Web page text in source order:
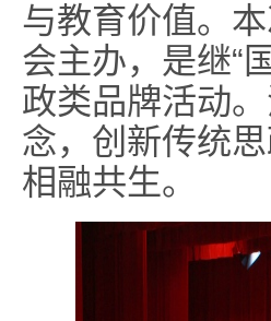
与教育价值。
会主办，是继“
政类品牌活动
念，创新传统
相融共生。